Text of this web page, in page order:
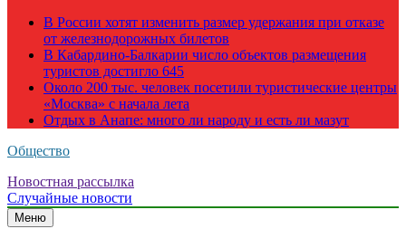
В России хотят изменить размер удержания при отказе
от железнодорожных билетов
В Кабардино-Балкарии число объектов размещения
туристов достигло 645
Около 200 тыс. человек посетили туристические центры
«Москва» с начала лета
Отдых в Анапе: много ли народу и есть ли мазут
Общество
Новостная рассылка
Случайные новости
Меню